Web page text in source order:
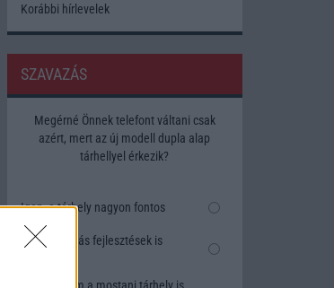
Korábbi hírlevelek
SZAVAZÁS
Megérné Önnek telefont váltani csak
azért, mert az új modell dupla alap
tárhellyel érkezik?
Igen, a tárhely nagyon fontos
Talán, ha más fejlesztések is
Nem, nekem a mostani tárhely is